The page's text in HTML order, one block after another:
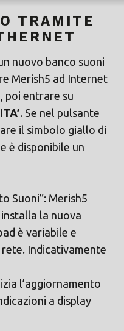
TRAMITE
nuovo banco suoni
Merish5 ad Internet
poi entrare su
. Se nel pulsante
il simbolo giallo di
è disponibile un
Suoni”: Merish5
la nuova
è variabile e
Indicativamente
l’aggiornamento
a display